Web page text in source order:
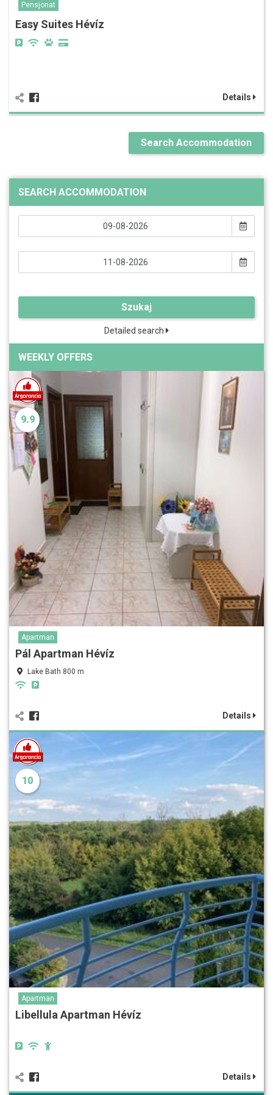
Pensjonat
Easy Suites Hévíz
Details
Search Accommodation
SEARCH ACCOMMODATION
Szukaj
Detailed search
WEEKLY OFFERS
9.9
Apartman
Pál Apartman Hévíz
Lake Bath 800 m
Details
10
Apartman
Libellula Apartman Hévíz
Details